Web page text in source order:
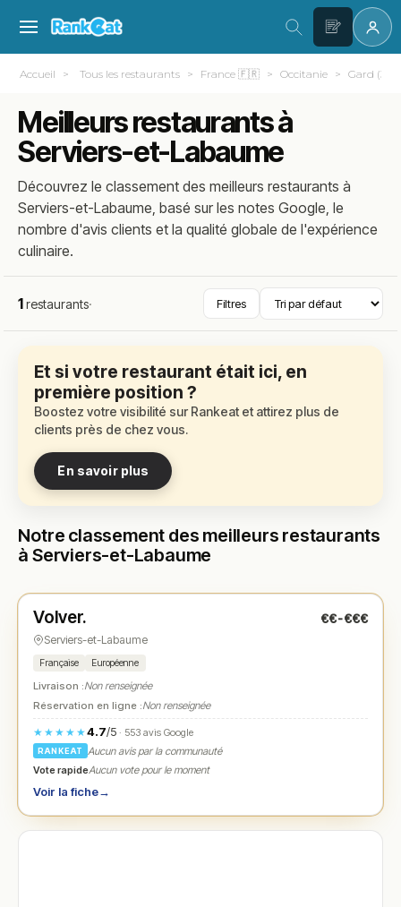
Accueil Tous les restaurants France 🇫🇷 Occitanie Gard (30)
Meilleurs restaurants à
Serviers-et-Labaume
Découvrez le classement des meilleurs restaurants à
Serviers-et-Labaume, basé sur les notes Google, le
nombre d'avis clients et la qualité globale de l'expérience
culinaire.
1restaurants· Filtres
Et si votre restaurant était ici, en
première position ?
Boostez votre visibilité sur Rankeat et attirez plus de
clients près de chez vous.
En savoir plus
Notre classement des meilleurs restaurants
à Serviers-et-Labaume
★ N° 1
Volver. €€-€€€
Serviers-et-Labaume
Française Européenne
Livraison :Non renseignée
Réservation en ligne :Non renseignée
★★★★★4.7/5· 553 avis Google
RANKEAT
Aucun avis par la communauté
Vote rapideAucun vote pour le moment
Voir la fiche→